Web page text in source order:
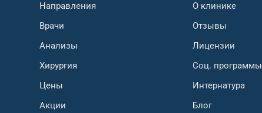
Направления
Врачи
Анализы
Хирургия
Цены
Акции
О клинике
Отзывы
Лицензии
Соц. программы
Интернатура
Блог